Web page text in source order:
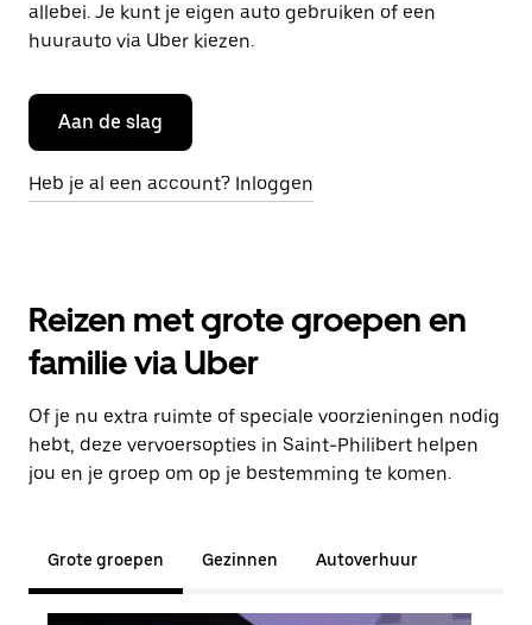
allebei. Je kunt je eigen auto gebruiken of een
huurauto via Uber kiezen.
Aan de slag
Heb je al een account? Inloggen
Reizen met grote groepen en
familie via Uber
Of je nu extra ruimte of speciale voorzieningen nodig
hebt, deze vervoersopties in Saint-Philibert helpen
jou en je groep om op je bestemming te komen.
Grote groepen Gezinnen Autoverhuur